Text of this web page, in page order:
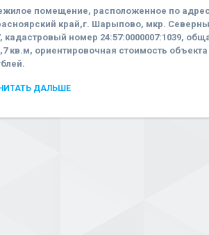
помещение, расположенное по
край,г. Шарыпово, мкр.
кадастровый номер 24:57:0000007:1039,
кв.м, ориентировочная стоимость объекта
ДАЛЬШЕ